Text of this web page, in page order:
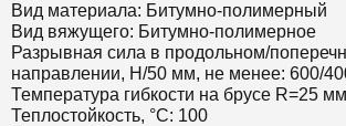
Вид материала: Битумно-полимерный
Вид вяжущего: Битумно-полимерное
Разрывная сила в продольном/
направлении, Н/50 мм, не менее: 600/
Температура гибкости на брусе R=25
Теплостойкость, °С: 100